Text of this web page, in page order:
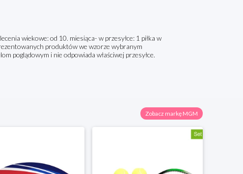
wiekowe: od 10. miesiąca- w przesyłce: 1 piłka w
produktów we wzorze wybranym
poglądowym i nie odpowiada właściwej przesyłce.
Zobacz markę MGM